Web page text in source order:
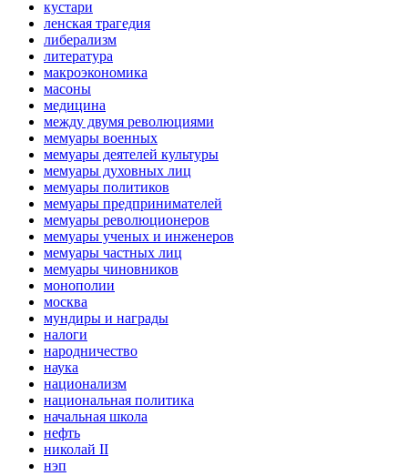
кустари
ленская трагедия
либерализм
литература
макроэкономика
масоны
медицина
между двумя революциями
мемуары военных
мемуары деятелей культуры
мемуары духовных лиц
мемуары политиков
мемуары предпринимателей
мемуары революционеров
мемуары ученых и инженеров
мемуары частных лиц
мемуары чиновников
монополии
москва
мундиры и награды
налоги
народничество
наука
национализм
национальная политика
начальная школа
нефть
николай II
нэп